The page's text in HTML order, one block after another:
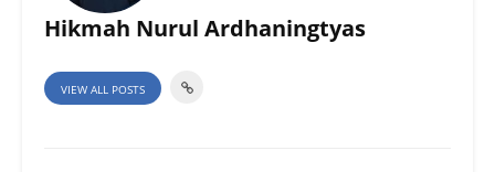
Hikmah Nurul Ardhaningtyas
VIEW ALL POSTS